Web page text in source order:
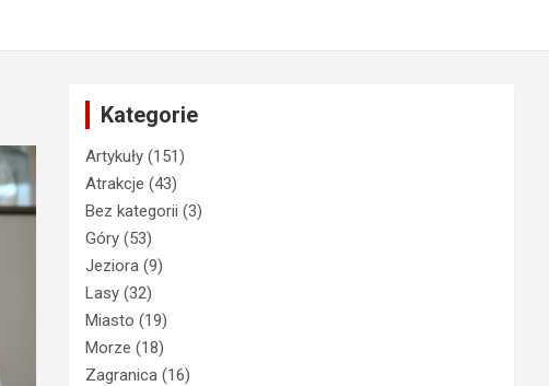
Kategorie
Artykuły (151)
Atrakcje (43)
Bez kategorii (3)
Góry (53)
Jeziora (9)
Lasy (32)
Miasto (19)
Morze (18)
Zagranica (16)